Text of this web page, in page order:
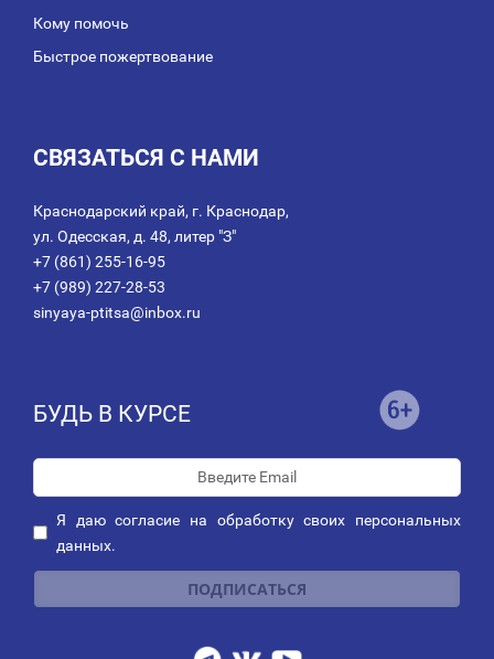
Кому помочь
Быстрое пожертвование
СВЯЗАТЬСЯ С НАМИ
Краснодарский край, г. Краснодар,
ул. Одесская, д. 48, литер "З"
+7 (861) 255-16-95
+7 (989) 227-28-53
sinyaya-ptitsa@inbox.ru
БУДЬ В КУРСЕ
Я даюсогласие на обработку своих персональных
данных.